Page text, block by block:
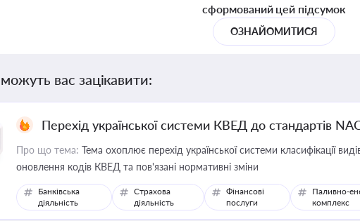
сформований цей підсумок
ОЗНАЙОМИТИСЯ
вас зацікавити:
Перехід української системи КВЕД до стандартів
Про що тема: Тема охоплює перехід української системи класифікації
оновлення кодів КВЕД та пов'язані нормативні зміни
Банківська
діяльність
Страхова
діяльність
Фінансові
послуги
Паливно-
комплекс